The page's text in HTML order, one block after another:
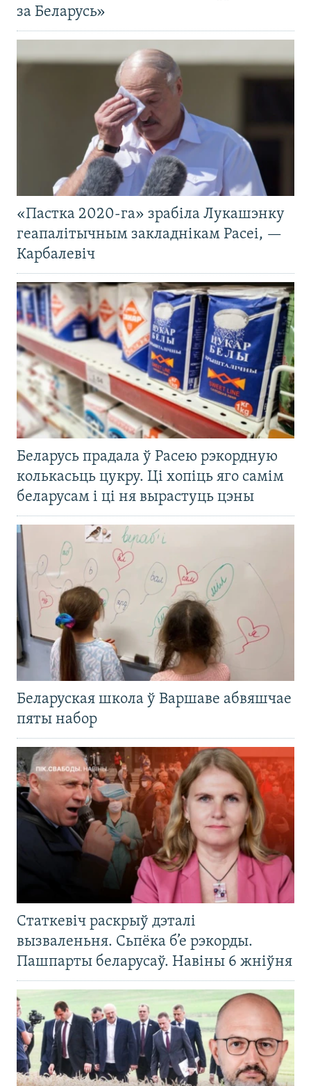
за Беларусь»
«Пастка 2020-га» зрабіла Лукашэнку
геапалітычным закладнікам Расеі, —
Карбалевіч
Беларусь прадала ў Расею рэкордную
колькасьць цукру. Ці хопіць яго самім
беларусам і ці ня вырастуць цэны
Беларуская школа ў Варшаве абвяшчае
пяты набор
Статкевіч раскрыў дэталі
вызваленьня. Сьпёка б’е рэкорды.
Пашпарты беларусаў. Навіны 6 жніўня